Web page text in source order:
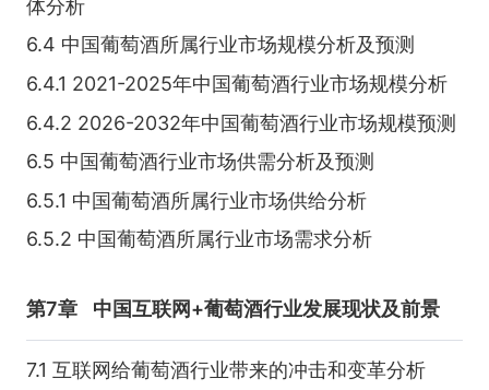
体分析
6.4 中国葡萄酒所属行业市场规模分析及预测
6.4.1 2021-2025年中国葡萄酒行业市场规模分析
6.4.2 2026-2032年中国葡萄酒行业市场规模预测
6.5 中国葡萄酒行业市场供需分析及预测
6.5.1 中国葡萄酒所属行业市场供给分析
6.5.2 中国葡萄酒所属行业市场需求分析
第7章 中国互联网+葡萄酒行业发展现状及前景
7.1 互联网给葡萄酒行业带来的冲击和变革分析